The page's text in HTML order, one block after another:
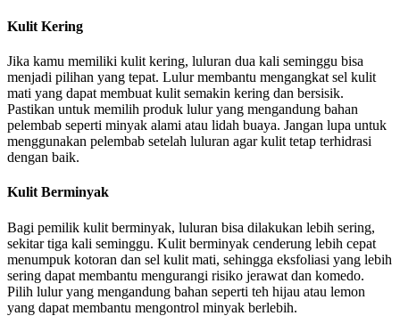
Kulit Kering
Jika kamu memiliki kulit kering, luluran dua kali seminggu bisa
menjadi pilihan yang tepat. Lulur membantu mengangkat sel kulit
mati yang dapat membuat kulit semakin kering dan bersisik.
Pastikan untuk memilih produk lulur yang mengandung bahan
pelembab seperti minyak alami atau lidah buaya. Jangan lupa untuk
menggunakan pelembab setelah luluran agar kulit tetap terhidrasi
dengan baik.
Kulit Berminyak
Bagi pemilik kulit berminyak, luluran bisa dilakukan lebih sering,
sekitar tiga kali seminggu. Kulit berminyak cenderung lebih cepat
menumpuk kotoran dan sel kulit mati, sehingga eksfoliasi yang lebih
sering dapat membantu mengurangi risiko jerawat dan komedo.
Pilih lulur yang mengandung bahan seperti teh hijau atau lemon
yang dapat membantu mengontrol minyak berlebih.